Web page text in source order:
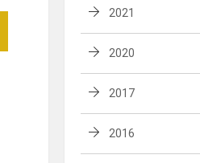
2021
2020
2017
2016